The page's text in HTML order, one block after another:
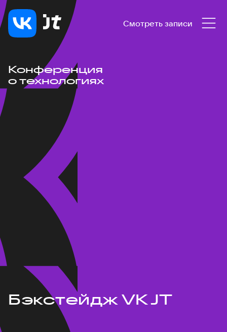
Смотреть записи
Конференция
о технологиях
Бэкстейдж VK JT